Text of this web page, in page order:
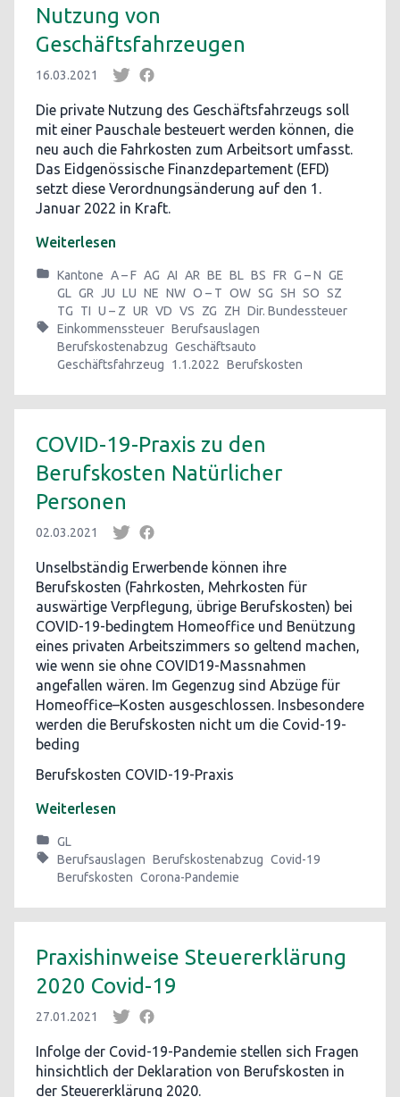
Nutzung von
Geschäftsfahrzeugen
16.03.2021
Die private Nutzung des Geschäftsfahrzeugs soll
mit einer Pauschale besteuert werden können, die
neu auch die Fahrkosten zum Arbeitsort umfasst.
Das Eidgenössische Finanzdepartement (EFD)
setzt diese Verordnungsänderung auf den 1.
Januar 2022 in Kraft.
Weiterlesen
Kantone A – F AG AI AR BE BL BS FR G – N GE
GL GR JU LU NE NW O – T OW SG SH SO SZ
TG
TI U – Z UR VD VS ZG ZH Dir. Bundessteuer
Einkommenssteuer Berufsauslagen
Berufskostenabzug Geschäftsauto
Geschäftsfahrzeug
1.1.2022 Berufskosten
COVID-19-Praxis zu den
Berufskosten Natürlicher
Personen
02.03.2021
Unselbständig Erwerbende können ihre
Berufskosten (Fahrkosten, Mehrkosten für
auswärtige Verpflegung, übrige Berufskosten) bei
COVID-19-bedingtem Homeoffice und Benützung
eines privaten Arbeitszimmers so geltend machen,
wie wenn sie ohne COVID19-Massnahmen
angefallen wären. Im Gegenzug sind Abzüge für
Homeoffice–Kosten ausgeschlossen. Insbesondere
werden die Berufskosten nicht um die Covid-19-
beding
Berufskosten COVID-19-Praxis
Weiterlesen
GL
Berufsauslagen Berufskostenabzug Covid-19
Berufskosten Corona-Pandemie
Praxishinweise Steuererklärung
2020 Covid-19
27.01.2021
Infolge der Covid-19-Pandemie stellen sich Fragen
hinsichtlich der Deklaration von Berufskosten in
der Steuererklärung 2020.